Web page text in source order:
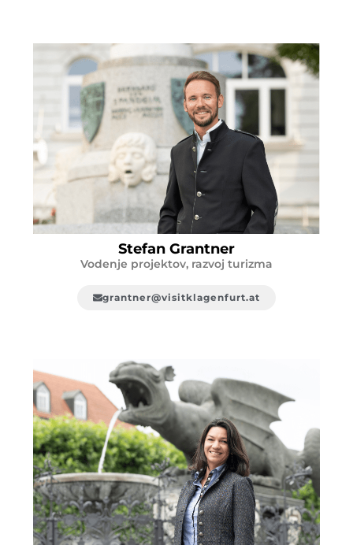
Stefan Grantner
Vodenje projektov, razvoj turizma
grantner@visitklagenfurt.at